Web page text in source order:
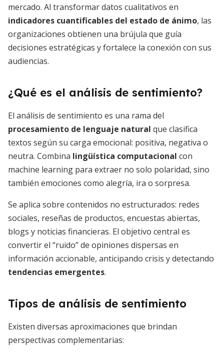
mercado. Al transformar datos cualitativos en
indicadores cuantificables del estado de ánimo, las
organizaciones obtienen una brújula que guía
decisiones estratégicas y fortalece la conexión con sus
audiencias.
¿Qué es el análisis de sentimiento?
El análisis de sentimiento es una rama del
procesamiento de lenguaje natural que clasifica
textos según su carga emocional: positiva, negativa o
neutra. Combina lingüística computacional con
machine learning para extraer no solo polaridad, sino
también emociones como alegría, ira o sorpresa.
Se aplica sobre contenidos no estructurados: redes
sociales, reseñas de productos, encuestas abiertas,
blogs y noticias financieras. El objetivo central es
convertir el “ruido” de opiniones dispersas en
información accionable, anticipando crisis y detectando
tendencias emergentes.
Tipos de análisis de sentimiento
Existen diversas aproximaciones que brindan
perspectivas complementarias: